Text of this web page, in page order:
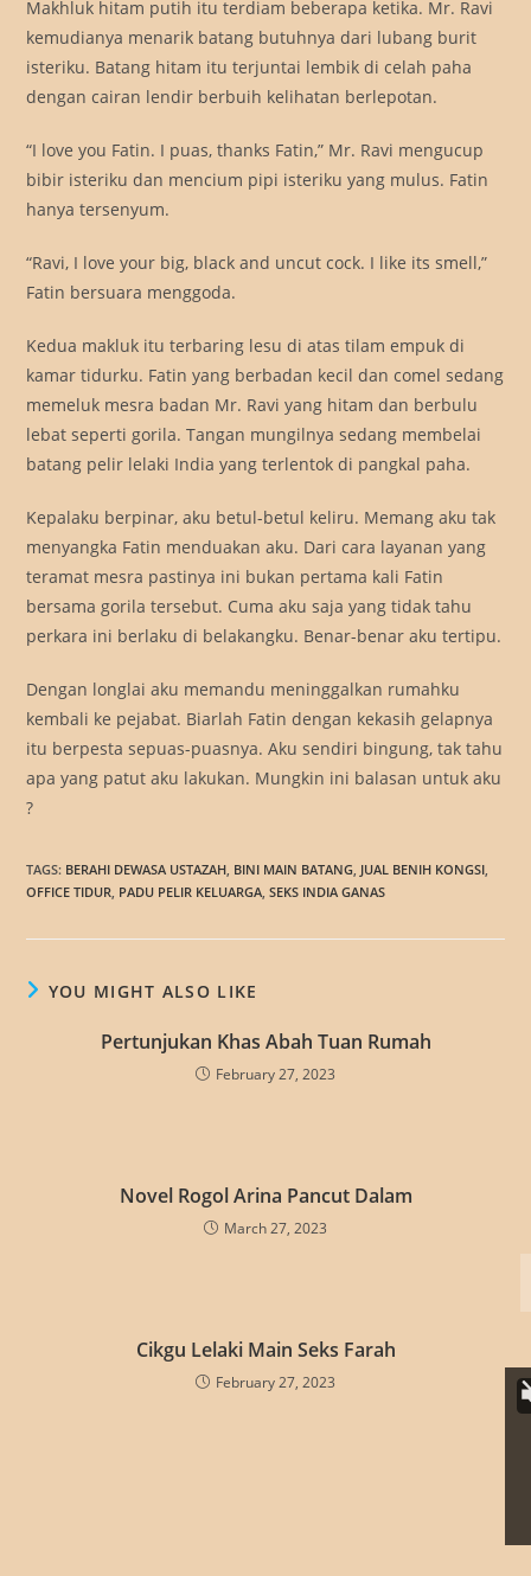
Makhluk hitam putih itu terdiam beberapa ketika. Mr. Ravi
kemudianya menarik batang butuhnya dari lubang burit
isteriku. Batang hitam itu terjuntai lembik di celah paha
dengan cairan lendir berbuih kelihatan berlepotan.
“I love you Fatin. I puas, thanks Fatin,” Mr. Ravi mengucup
bibir isteriku dan mencium pipi isteriku yang mulus. Fatin
hanya tersenyum.
“Ravi, I love your big, black and uncut cock. I like its smell,”
Fatin bersuara menggoda.
Kedua makluk itu terbaring lesu di atas tilam empuk di
kamar tidurku. Fatin yang berbadan kecil dan comel sedang
memeluk mesra badan Mr. Ravi yang hitam dan berbulu
lebat seperti gorila. Tangan mungilnya sedang membelai
batang pelir lelaki India yang terlentok di pangkal paha.
Kepalaku berpinar, aku betul-betul keliru. Memang aku tak
menyangka Fatin menduakan aku. Dari cara layanan yang
teramat mesra pastinya ini bukan pertama kali Fatin
bersama gorila tersebut. Cuma aku saja yang tidak tahu
perkara ini berlaku di belakangku. Benar-benar aku tertipu.
Dengan longlai aku memandu meninggalkan rumahku
kembali ke pejabat. Biarlah Fatin dengan kekasih gelapnya
itu berpesta sepuas-puasnya. Aku sendiri bingung, tak tahu
apa yang patut aku lakukan. Mungkin ini balasan untuk aku
?
TAGS: BERAHI DEWASA USTAZAH, BINI MAIN BATANG, JUAL BENIH KONGSI,
OFFICE TIDUR, PADU PELIR KELUARGA, SEKS INDIA GANAS
YOU MIGHT ALSO LIKE
Pertunjukan Khas Abah Tuan Rumah
February 27, 2023
Novel Rogol Arina Pancut Dalam
March 27, 2023
Cikgu Lelaki Main Seks Farah
February 27, 2023